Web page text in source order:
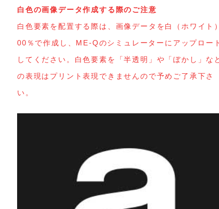
白色の画像データ作成する際のご注意
白色要素を配置する際は、画像データを白（ホワイト
00％で作成し、ME-Qのシミュレーターにアップロー
してください。白色要素を「半透明」や「ぼかし」な
の表現はプリント表現できませんので予めご了承下さ
い。